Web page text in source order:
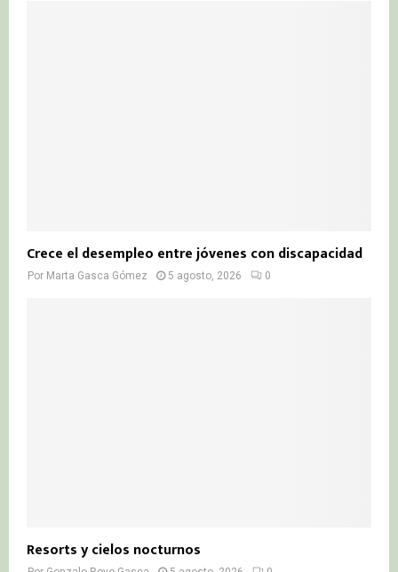
Crece el desempleo entre jóvenes con discapacidad
Por Marta Gasca Gómez 5 agosto, 2026 0
Resorts y cielos nocturnos